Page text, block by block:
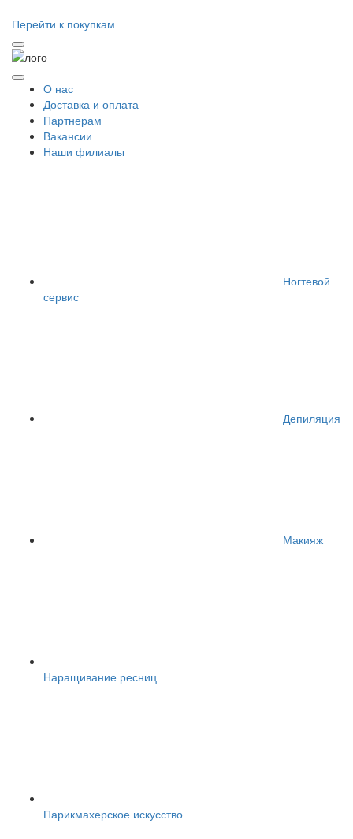
Перейти к покупкам
О нас
Доставка и оплата
Партнерам
Вакансии
Наши филиалы
Ногтевой
сервис
Депиляция
Макияж
Наращивание ресниц
Парикмахерское искусство